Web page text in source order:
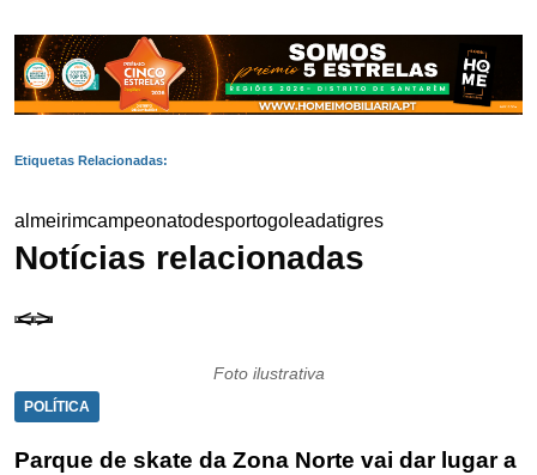
Etiquetas Relacionadas:
almeirimcampeonatodesportogoleadatigres
Notícias relacionadas
Foto ilustrativa
POLÍTICA
Parque de skate da Zona Norte vai dar lugar a